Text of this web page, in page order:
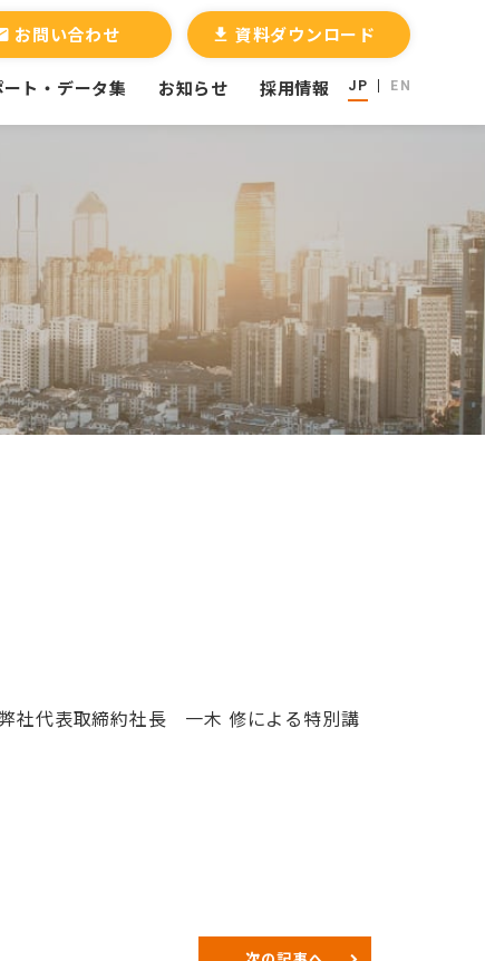
ト・データ集 お知らせ 採用情報 JP EN
お問い合わせ file_download 資料ダウンロード
社代表取締約社長 一木 修による特別講